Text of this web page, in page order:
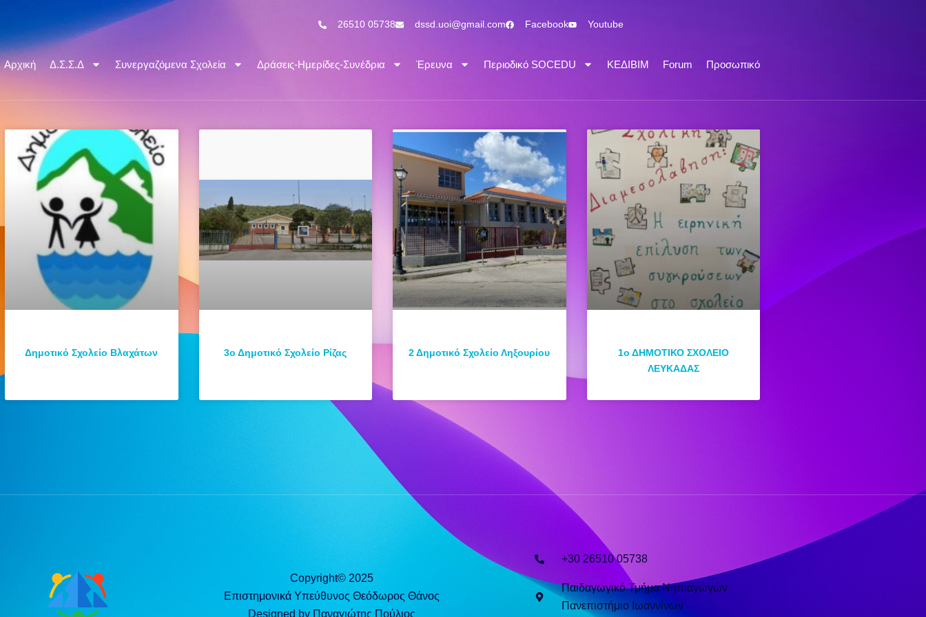
26510 05738 dssd.uoi@gmail.com Facebook Youtube
Αρχική Δ.Σ.Σ.Δ Συνεργαζόμενα Σχολεία Δράσεις-Ημερίδες-Συνέδρια Έρευνα Περιοδικό SOCEDU ΚΕΔΙΒΙΜ Forum Προσωπικό
Δημοτικό Σχολείο Βλαχάτων 3ο Δημοτικό Σχολείο Ρίζας 2 Δημοτικό Σχολείο Ληξουρίου
1ο ΔΗΜΟΤΙΚΟ ΣΧΟΛΕΙΟ
ΛΕΥΚΑΔΑΣ
Copyright© 2025
Επιστημονικά Υπεύθυνος Θεόδωρος Θάνος
Designed by Παναγιώτης Πούλιος
+30 26510 05738
Παιδαγωγικό Τμήμα Νηπιαγωγών
Πανεπιστήμιο Ιωαννίνων